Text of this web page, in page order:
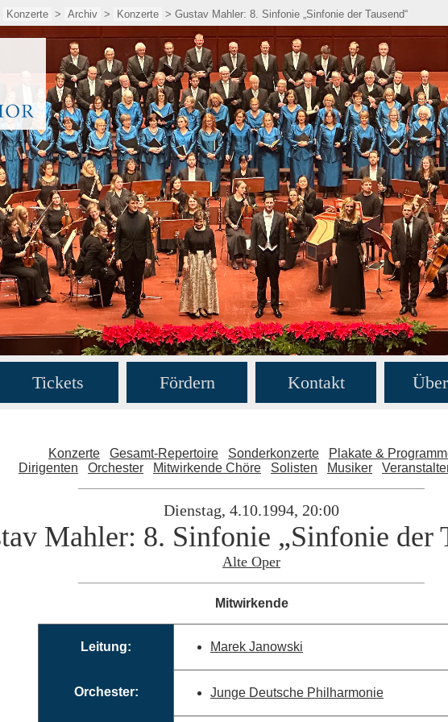
Konzerte > Archiv > Konzerte > Gustav Mahler: 8. Sinfonie „Sinfonie der Tausend“
Tickets Fördern Kontakt
Konzerte Gesamt-Repertoire Sonderkonzerte
Plakate &
Dirigenten
Orchester Mitwirkende Chöre Solisten Musiker
Dienstag, 4.10.1994, 20:00
Mahler: 8. Sinfonie „Sinfonie der
Alte Oper
Mitwirkende
Leitung: Marek Janowski
Orchester: Junge Deutsche Philharmonie